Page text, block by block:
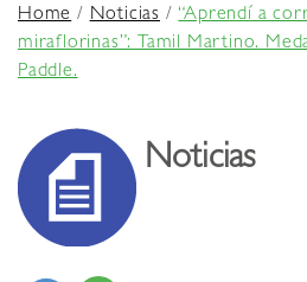
Home/Noticias /“Aprendí a
miraflorinas”: Tamil Martino.
Paddle.
Noticias